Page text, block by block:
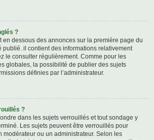
?
en dessous des annonces sur la première page du
publié. il contient des informations relativement
le consulter régulièrement. Comme pour les
globales, la possibilité de publier des sujets
définies par l’administrateur.
?
dans les sujets verrouillés et tout sondage y
Les sujets peuvent être verrouillés pour
modérateur ou un administrateur. Selon les